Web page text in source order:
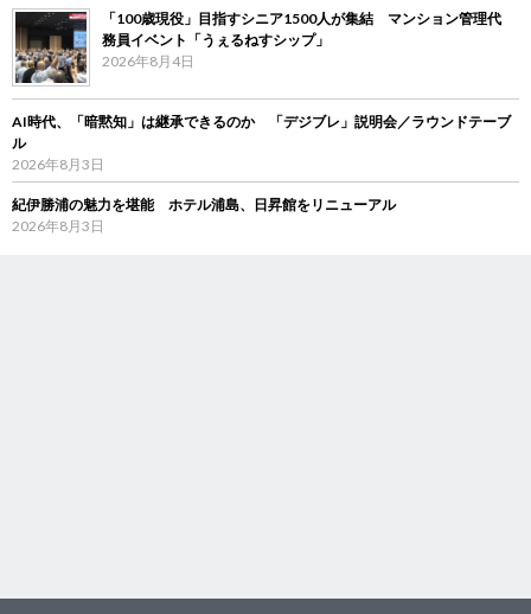
「100歳現役」目指すシニア1500人が集結 マンション管理代
務員イベント「うぇるねすシップ」
2026年8月4日
AI時代、「暗黙知」は継承できるのか 「デジブレ」説明会／ラウンドテーブ
ル
2026年8月3日
紀伊勝浦の魅力を堪能 ホテル浦島、日昇館をリニューアル
2026年8月3日